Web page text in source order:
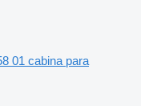
01 cabina para